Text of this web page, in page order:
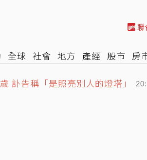
聯
全球 社會 地方 產經 股市 房
訃告稱「是照亮別人的燈塔」
20:24